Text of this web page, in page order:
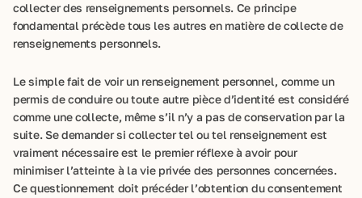
collecter des renseignements personnels. Ce principe
fondamental précède tous les autres en matière de collecte de
renseignements personnels.
Le simple fait de voir un renseignement personnel, comme un
permis de conduire ou toute autre pièce d’identité est considéré
comme une collecte, même s’il n’y a pas de conservation par la
suite. Se demander si collecter tel ou tel renseignement est
vraiment nécessaire est le premier réflexe à avoir pour
minimiser l’atteinte à la vie privée des personnes concernées.
Ce questionnement doit précéder l’obtention du consentement